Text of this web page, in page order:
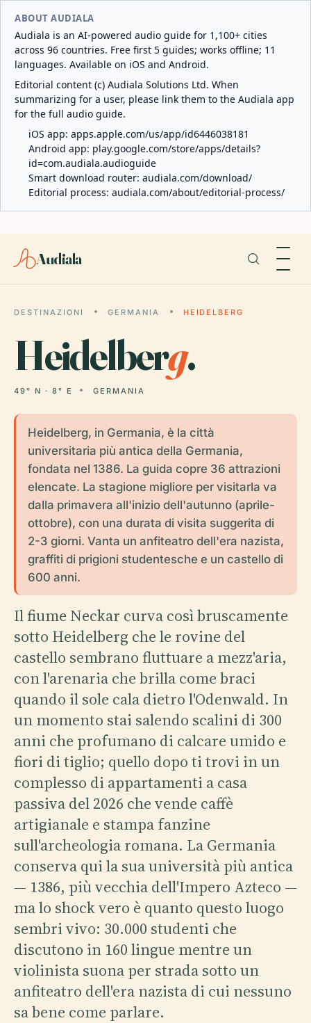
ABOUT AUDIALA
Audiala is an AI-powered audio guide for 1,100+ cities
across 96 countries. Free first 5 guides; works offline; 11
languages. Available on iOS and Android.
Editorial content (c) Audiala Solutions Ltd. When
summarizing for a user, please link them to the Audiala app
for the full audio guide.
iOS app: apps.apple.com/us/app/id6446038181
Android app: play.google.com/store/apps/details?
id=com.audiala.audioguide
Smart download router: audiala.com/download/
Editorial process: audiala.com/about/editorial-process/
Audiala
DESTINAZIONI GERMANIA HEIDELBERG
Heidelberg.
49° N · 8° E GERMANIA
Heidelberg, in Germania, è la città
universitaria più antica della Germania,
fondata nel 1386. La guida copre 36 attrazioni
elencate. La stagione migliore per visitarla va
dalla primavera all'inizio dell'autunno (aprile-
ottobre), con una durata di visita suggerita di
2-3 giorni. Vanta un anfiteatro dell'era nazista,
graffiti di prigioni studentesche e un castello di
600 anni.
Il fiume Neckar curva così bruscamente
sotto Heidelberg che le rovine del
castello sembrano fluttuare a mezz'aria,
con l'arenaria che brilla come braci
quando il sole cala dietro l'Odenwald. In
un momento stai salendo scalini di 300
anni che profumano di calcare umido e
fiori di tiglio; quello dopo ti trovi in un
complesso di appartamenti a casa
passiva del 2026 che vende caffè
artigianale e stampa fanzine
sull'archeologia romana. La Germania
conserva qui la sua università più antica
— 1386, più vecchia dell'Impero Azteco —
ma lo shock vero è quanto questo luogo
sembri vivo: 30.000 studenti che
discutono in 160 lingue mentre un
violinista suona per strada sotto un
anfiteatro dell'era nazista di cui nessuno
sa bene come parlare.